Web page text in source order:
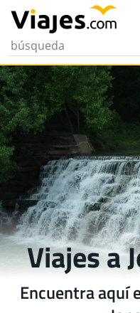
Viajes a
Encuentra aquí